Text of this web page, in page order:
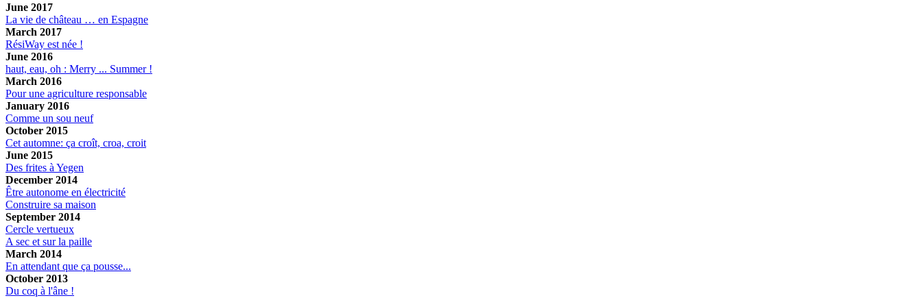
June 2017
La vie de château … en Espagne
March 2017
RésiWay est née !
June 2016
haut, eau, oh : Merry ... Summer !
March 2016
Pour une agriculture responsable
January 2016
Comme un sou neuf
October 2015
Cet automne: ça croît, croa, croit
June 2015
Des frites à Yegen
December 2014
Être autonome en électricité
Construire sa maison
September 2014
Cercle vertueux
A sec et sur la paille
March 2014
En attendant que ça pousse...
October 2013
Du coq à l'âne !